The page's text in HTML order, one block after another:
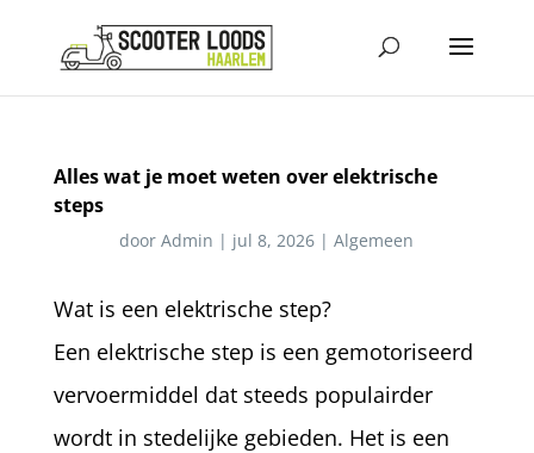
Alles wat je moet weten over elektrische
steps
doorAdmin | jul 8, 2026 |Algemeen
Wat is een elektrische step?
Een elektrische step is een gemotoriseerd
vervoermiddel dat steeds populairder
wordt in stedelijke gebieden. Het is een